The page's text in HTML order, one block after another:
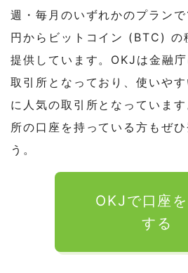
週・毎月のいずれかのプラン
円からビットコイン (BTC) の
提供しています。OKJは金融
取引所となっており、使いや
に人気の取引所となっていま
所の口座を持っている方もぜ
う。
OKJで口座
する